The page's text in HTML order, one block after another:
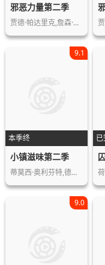
邪恶力量第二季
贾德·帕达里克,詹森·阿克斯,杰弗里·…
本季终
9.1
小镇滋味第二季
蒂莫西·奥利芬特,德鲁·巴里摩尔,丽芙…
9.0